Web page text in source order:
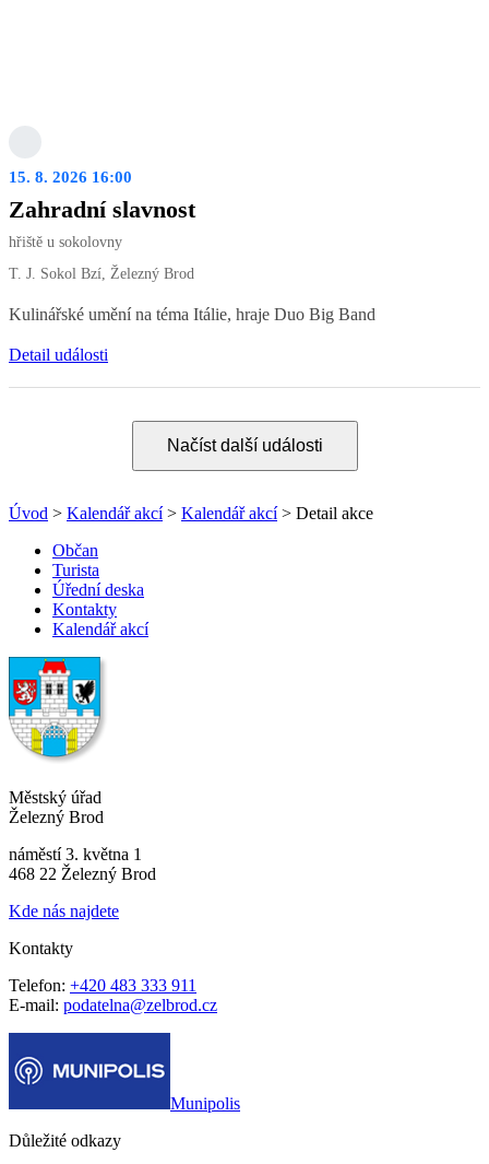
15. 8. 2026 16:00
Zahradní slavnost
hřiště u sokolovny
T. J. Sokol Bzí, Železný Brod
Kulinářské umění na téma Itálie, hraje Duo Big Band
Detail události
Načíst další události
Úvod > Kalendář akcí> Kalendář akcí> Detail akce
Občan
Turista
Úřední deska
Kontakty
Kalendář akcí
Městský úřad
Železný Brod
náměstí 3. května 1
468 22 Železný Brod
Kde nás najdete
Kontakty
Telefon: +420 483 333 911
E-mail: podatelna@zelbrod.cz
Munipolis
Důležité odkazy